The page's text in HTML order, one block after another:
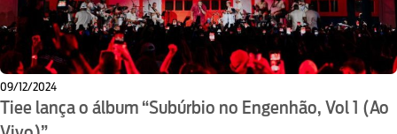
09/12/2024
Tiee lança o álbum “Subúrbio no Engenhão, Vol 1 (Ao